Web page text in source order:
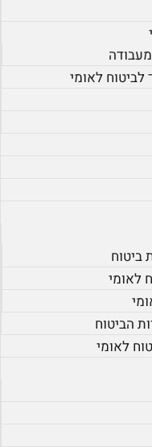
לאומי
ביטוח
לאומי
הביטוח
לאומי